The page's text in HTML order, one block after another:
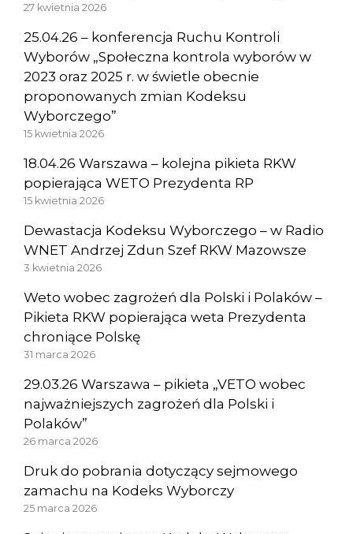
27 kwietnia 2026
25.04.26 – konferencja Ruchu Kontroli
Wyborów „Społeczna kontrola wyborów w
2023 oraz 2025 r. w świetle obecnie
proponowanych zmian Kodeksu
Wyborczego”
15 kwietnia 2026
18.04.26 Warszawa – kolejna pikieta RKW
popierająca WETO Prezydenta RP
15 kwietnia 2026
Dewastacja Kodeksu Wyborczego – w Radio
WNET Andrzej Zdun Szef RKW Mazowsze
3 kwietnia 2026
Weto wobec zagrożeń dla Polski i Polaków –
Pikieta RKW popierająca weta Prezydenta
chroniące Polskę
31 marca 2026
29.03.26 Warszawa – pikieta „VETO wobec
najważniejszych zagrożeń dla Polski i
Polaków”
26 marca 2026
Druk do pobrania dotyczący sejmowego
zamachu na Kodeks Wyborczy
25 marca 2026